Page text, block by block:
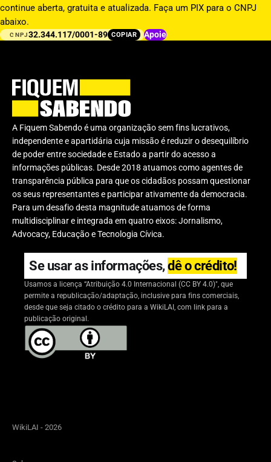
continue aberta, gratuita e atualizada. Faça um PIX para o CNPJ
abaixo.
CNPJ32.344.117/0001-89 COPIAR Apoie
A Fiquem Sabendo é uma organização sem fins lucrativos,
independente e apartidária cuja missão é reduzir o desequilíbrio
de poder entre sociedade e Estado a partir do acesso a
informações públicas. Desde 2018 atuamos como agentes de
transparência pública para que os cidadãos possam questionar
os seus representantes e participar ativamente da democracia.
Para um desafio desta magnitude atuamos de forma
multidisciplinar e integrada em quatro eixos: Jornalismo,
Advocacy, Educação e Tecnologia Cívica.
Se usar as informações,dê o crédito!
Usamos a licença “Atribuição 4.0 Internacional (CC BY 4.0)", que
permite a republicação/adaptação, inclusive para fins comerciais,
desde que seja citado o crédito para a WikiLAI, com link para a
publicação original.
WikiLAI - 2026